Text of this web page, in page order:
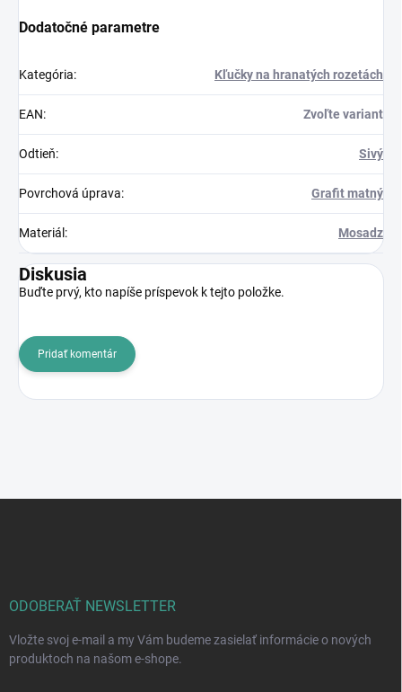
Dodatočné parametre
Kategória: Kľučky na hranatých rozetách
EAN: Zvoľte variant
Odtieň: Sivý
Povrchová úprava: Grafit matný
Materiál : Mosadz
Diskusia
Buďte prvý, kto napíše príspevok k tejto položke.
Pridať komentár
ODOBERAŤ NEWSLETTER
Vložte svoj e-mail a my Vám budeme zasielať informácie o nových
produktoch na našom e-shope.